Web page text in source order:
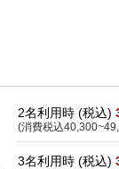
2名利用時 (税込)
(消費税込
3名利用時 (税込)